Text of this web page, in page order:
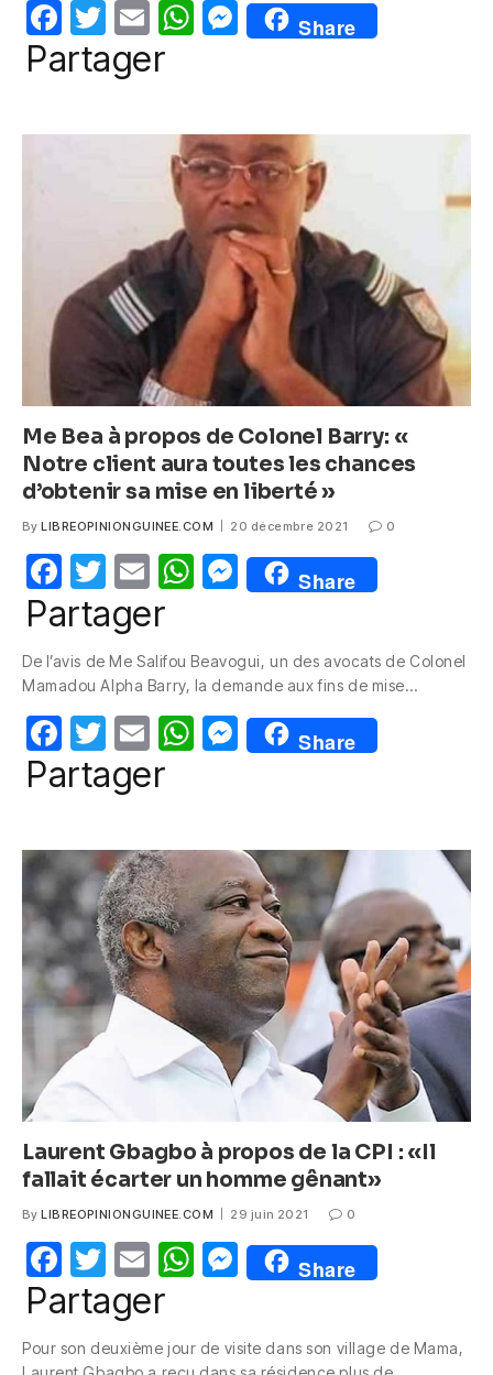
o
o
p
g
F
a
e
T
w
itt
er
E
m
W
s
A
p
p
M
e
e
n
g
er
Share
Partager
Me Bea à propos de Colonel Barry: «
Notre client aura toutes les chances
d’obtenir sa mise en liberté »
By LIBREOPINIONGUINEE.COM 20 décembre 2021 0
F
a
e
b
o
o
T
w
itt
er
E
m
W
s
A
p
M
e
e
n
g
Share
Partager
De l’avis de Me Salifou Beavogui, un des avocats de Colonel
Mamadou Alpha Barry, la demande aux fins de mise…
F
a
b
o
o
k
T
w
itt
E
m
W
A
p
p
M
e
n
g
er
Share
Partager
Laurent Gbagbo à propos de la CPI : «Il
fallait écarter un homme gênant»
By LIBREOPINIONGUINEE.COM 29 juin 2021 0
F
a
e
T
w
itt
er
E
m
W
s
M
e
e
Share
Partager
Pour son deuxième jour de visite dans son village de Mama,